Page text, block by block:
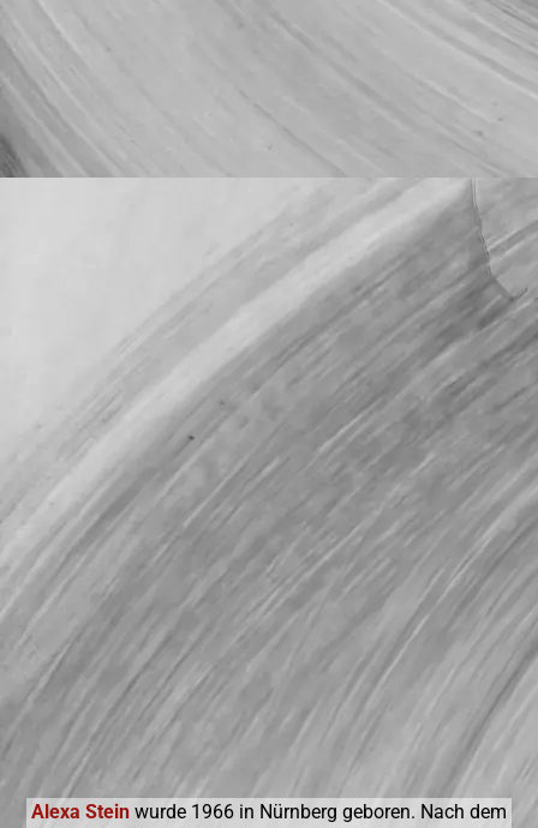
Alexa Stein wurde 1966 in Nürnberg geboren. Nach dem